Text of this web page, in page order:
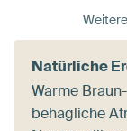
Natürliche
Warme
behagliche